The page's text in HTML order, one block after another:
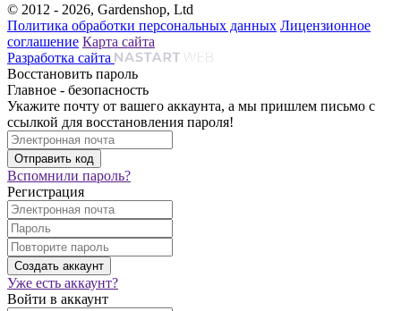
© 2012 - 2026, Gardenshop, Ltd
Политика обработки персональных данных Лицензионное
соглашение Карта сайта
Разработка сайта
Восстановить пароль
Главное - безопасность
Укажите почту от вашего аккаунта, а мы пришлем письмо с
ссылкой для восстановления пароля!
Вспомнили пароль?
Регистрация
Уже есть аккаунт?
Войти в аккаунт